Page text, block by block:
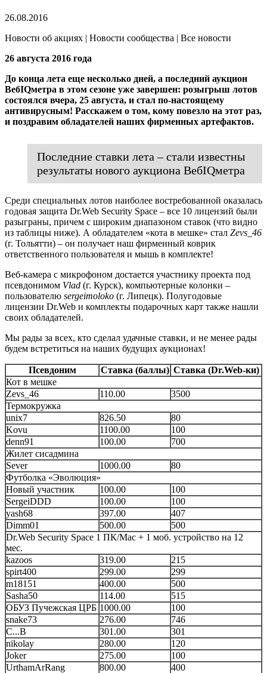
26.08.2016
Новости об акциях | Новости сообщества | Все новости
26 августа 2016 года
До конца лета еще несколько дней, а последний аукцион
ВебIQметра в этом сезоне уже завершен: розыгрыш лотов
состоялся вчера, 25 августа, и стал по-настоящему
антивирусным! Расскажем о том, кому повезло на этот раз,
и поздравим обладателей наших фирменных артефактов.
Последние ставки лета – стали известны
результаты нового аукциона ВебIQметра
Среди специальных лотов наиболее востребованной оказалась
годовая защита Dr.Web Security Space – все 10 лицензий были
разыграны, причем с широким диапазоном ставок (что видно
из таблицы ниже). А обладателем «кота в мешке» стал Zevs_46
(г. Тольятти) – он получает наш фирменный коврик
ответственного пользователя и мышь в комплекте!
Веб-камера с микрофоном достается участнику проекта под
псевдонимом Vlad (г. Курск), компьютерные колонки –
пользователю sergeimoloko (г. Липецк). Полугодовые
лицензии Dr.Web и комплекты подарочных карт также нашли
своих обладателей.
Мы рады за всех, кто сделал удачные ставки, и не менее рады
будем встретиться на наших будущих аукционах!
Псевдоним Ставка (баллы) Ставка (Dr.Web-ки)
Кот в мешке
Zevs_46
110.00
3500
Термокружка
unix7
826.50
80
Kovu
1100.00
100
denn91
100.00
700
Жилет сисадмина
Sever
1000.00
80
Футболка «Эволюция»
Новый участник
100.00
100
SergeiDDD
100.00
100
yash68
397.00
407
Dimm01
500.00
500
Dr.Web Security Space 1 ПК/Mac + 1 моб. устройство на 12
мес.
kazoos
319.00
215
spirt400
299.00
299
m18151
400.00
500
Sasha50
114.00
515
ОБУЗ Пучежская ЦРБ 1000.00
100
snake73
276.00
746
С...В
301.00
301
nikolay
280.00
120
Joker
275.00
100
UrthamArRang
800.00
400